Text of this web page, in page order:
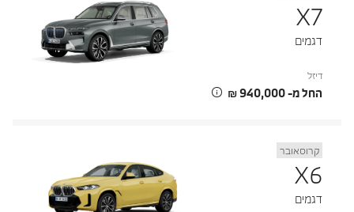
X7
דגמים
דיזל
החל מ- ‏940,000 ‏₪
קרוסאובר
X6
דגמים